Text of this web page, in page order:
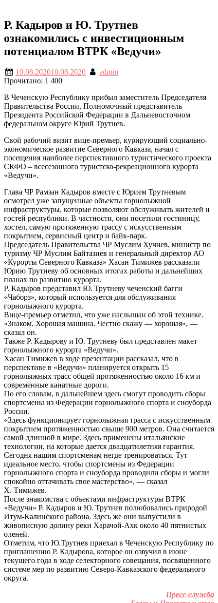
Р. Кадыров и Ю. Трутнев
ознакомились с инвестиционным
потенциалом ВТРК «Ведучи»
10.08.202010.08.2020
admin
Прочитано: 1 400
В Чеченскую Республику прибыл заместитель Председателя
Правительства России, Полномочный представитель
Президента Российской Федерации в Дальневосточном
федеральном округе Юрий Трутнев.
Свой рабочий визит вице-премьер, курирующий социально-
экономическое развитие Северного Кавказа, начал с
посещения наиболее перспективного туристического проекта
СКФО – всесезонного туристско-рекреационного курорта
«Ведучи».
Глава ЧР Рамзан Кадыров вместе с Юрием Трутневым
осмотрел уже запущенные объекты горнолыжной
инфраструктуры, которые позволяют обслуживать жителей и
гостей республики. В частности, они посетили гостиницу,
хостел, самую протяженную трассу с искусственным
покрытием, сервисный центр и байк-парк.
Председатель Правительства ЧР Муслим Хучиев, министр по
туризму ЧР Муслим Байтазиев и генеральный директор АО
«Курорты Северного Кавказа» Хасан Тимижев рассказали
Юрию Трутневу об основных итогах работы и дальнейших
планах по развитию курорта.
Р. Кадыров представил Ю. Трутневу чеченский багги
«Чаборз», который используется для обслуживания
горнолыжного курорта.
Вице-премьер отметил, что уже наслышан об этой технике.
«Знаком. Хорошая машина. Честно скажу — хорошая», —
сказал он.
Также Р. Кадырову и Ю. Трутневу был представлен макет
горнолыжного курорта «Ведучи».
Хасан Тимижев в ходе презентации рассказал, что в
перспективе в «Ведучи» планируется открыть 15
горнолыжных трасс общей протяженностью около 16 км и
современные канатные дороги.
По его словам, в дальнейшем здесь смогут проводить сборы
спортсмены из Федерации горнолыжного спорта и сноуборда
России.
«Здесь функционирует горнолыжная трасса с искусственным
покрытием протяженностью свыше 900 метров. Она считается
самой длинной в мире. Здесь применены итальянские
технологии, на которые дается двадцатилетняя гарантия.
Сегодня нашим спортсменам негде тренироваться. Тут
идеальное место, чтобы спортсмены из Федерации
горнолыжного спорта и сноуборда проводили сборы и могли
спокойно оттачивать свое мастерство», — сказал
Х. Тимижев.
После знакомства с объектами инфраструктуры ВТРК
«Ведучи» Р. Кадыров и Ю. Трутнев полюбовались природой
Итум-Калинского района. Здесь же они выпустили в
живописную долину реки Харачой-Ахк около 40 пятнистых
оленей.
Отметим, что Ю.Трутнев приехал в Чеченскую Республику по
приглашению Р. Кадырова, которое он озвучил в июне
текущего года в ходе селекторного совещания, посвященного
системе мер по развитию Северо-Кавказского федерального
округа.
Пресс-служба